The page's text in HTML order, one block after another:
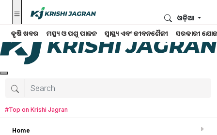
କୃଷି ଖବର ମତ୍ସ୍ୟ ଓ ପଶୁ ପାଳନ ସ୍ୱାସ୍ଥ୍ୟ ଏବଂ ଜୀବନଶୈଳୀ ସରକାରୀ
ଓଡ଼ିଆ
#Top on Krishi Jagran
Home